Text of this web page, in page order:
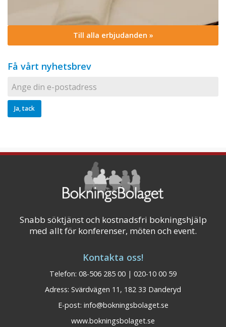
Till alla erbjudanden »
Få vårt nyhetsbrev
Snabb söktjänst och kostnadsfri bokningshjälp
med allt för konferenser, möten och event.
Kontakta oss!
Telefon: 08-506 285 00 | 020-10 00 59
Adress: Svärdvägen 11, 182 33 Danderyd
E-post: info@bokningsbolaget.se
www.bokningsbolaget.se